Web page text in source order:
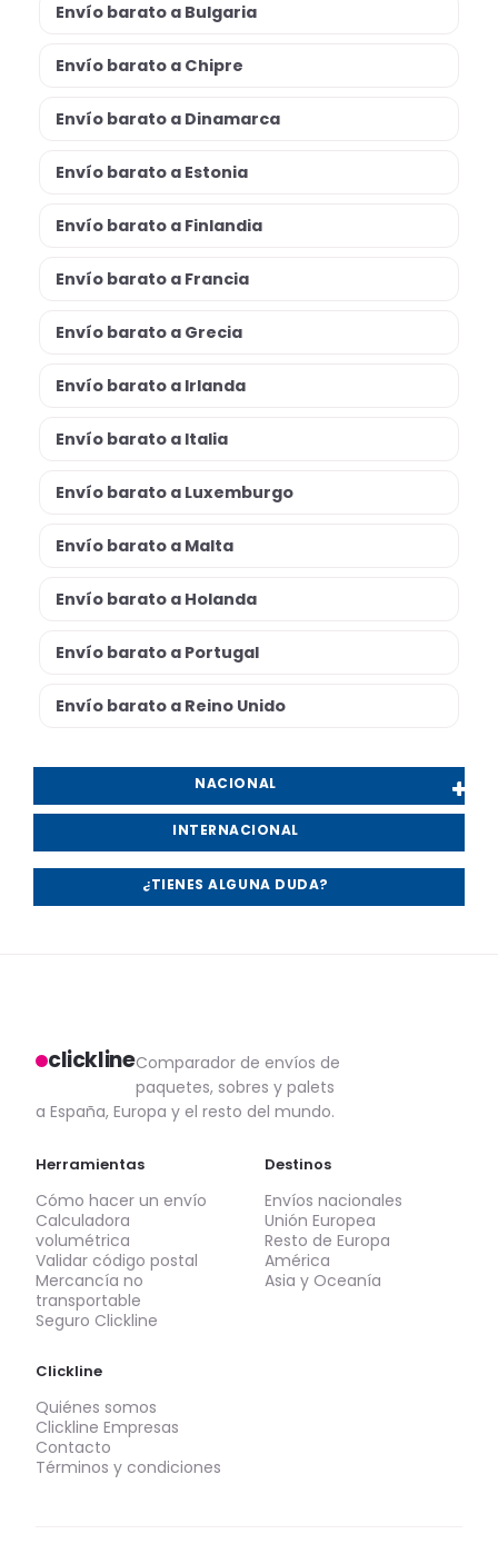
Envío barato a Bulgaria
Envío barato a Chipre
Envío barato a Dinamarca
Envío barato a Estonia
Envío barato a Finlandia
Envío barato a Francia
Envío barato a Grecia
Envío barato a Irlanda
Envío barato a Italia
Envío barato a Luxemburgo
Envío barato a Malta
Envío barato a Holanda
Envío barato a Portugal
Envío barato a Reino Unido
NACIONAL
INTERNACIONAL
¿TIENES ALGUNA DUDA?
clicklineComparador de envíos de
paquetes, sobres y palets
a España, Europa y el resto del mundo.
Herramientas
Cómo hacer un envío
Calculadora
volumétrica
Validar código postal
Mercancía no
transportable
Seguro Clickline
Destinos
Envíos nacionales
Unión Europea
Resto de Europa
América
Asia y Oceanía
Clickline
Quiénes somos
Clickline Empresas
Contacto
Términos y condiciones